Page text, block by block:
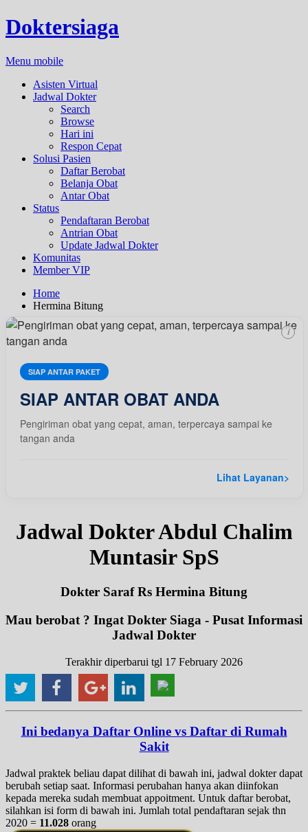
Doktersiaga
Menu mobile
Asisten Virtual
Jadwal Dokter
Search
Browse
Hari ini
Respon Cepat
Solusi Pasien
Daftar Berobat
Belanja Obat
Antar Obat
Status
Pendaftaran Berobat
Antrian Obat
Update Jadwal Dokter
Komunitas
Member VIP
Home
Hermina Bitung
SIAP ANTAR PAKET
SIAP ANTAR OBAT ANDA
Pengiriman obat yang cepat, aman, terpercaya sampai ke
tangan anda
Lihat Layanan>
i
Jadwal Dokter Abdul Chalim
Muntasir SpS
Dokter Saraf Rs Hermina Bitung
Mau berobat ? Ingat Dokter Siaga - Pusat Informasi
Jadwal Dokter
Terakhir diperbarui tgl 17 February 2026
Ini bedanya Daftar Online vs Daftar di Rumah
Sakit
Jadwal praktek beliau dapat dilihat di bawah ini, jadwal dokter dapat
berubah setiap saat. Informasi perubahan hanya akan diinfokan
kepada mereka sudah membuat appoitment. Untuk daftar berobat,
silahkan isi form di bawah ini. Jumlah total pendaftaran sejak thn
2020 = 11.028 orang